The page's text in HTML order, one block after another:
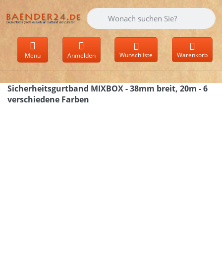
Geben Sie einen Suchbegriff ein.
Menü Anmelden Wunschliste Warenkorb
Sicherheitsgurtband MIXBOX - 38mm breit, 20m - 6
verschiedene Farben